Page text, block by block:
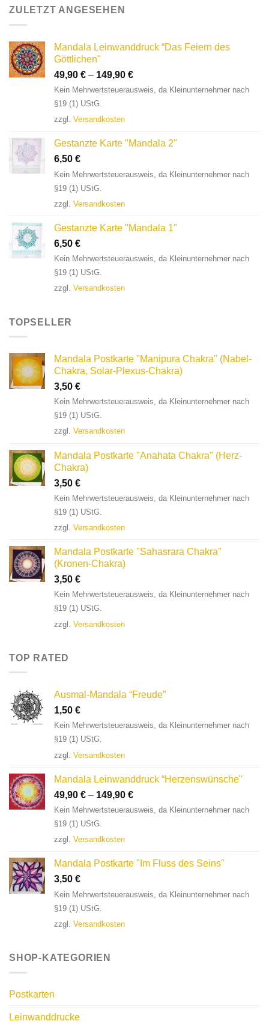
ZULETZT ANGESEHEN
Mandala Leinwanddruck “Das Feiern des
Göttlichen"
49,90 € – 149,90 €
Kein Mehrwertsteuerausweis, da Kleinunternehmer nach
§19 (1) UStG.
zzgl. Versandkosten
Gestanzte Karte "Mandala 2"
6,50 €
Kein Mehrwertsteuerausweis, da Kleinunternehmer nach
§19 (1) UStG.
zzgl. Versandkosten
Gestanzte Karte "Mandala 1"
6,50 €
Kein Mehrwertsteuerausweis, da Kleinunternehmer nach
§19 (1) UStG.
zzgl. Versandkosten
TOPSELLER
Mandala Postkarte "Manipura Chakra" (Nabel-
Chakra, Solar-Plexus-Chakra)
3,50 €
Kein Mehrwertsteuerausweis, da Kleinunternehmer nach
§19 (1) UStG.
zzgl. Versandkosten
Mandala Postkarte "Anahata Chakra" (Herz-
Chakra)
3,50 €
Kein Mehrwertsteuerausweis, da Kleinunternehmer nach
§19 (1) UStG.
zzgl. Versandkosten
Mandala Postkarte "Sahasrara Chakra"
(Kronen-Chakra)
3,50 €
Kein Mehrwertsteuerausweis, da Kleinunternehmer nach
§19 (1) UStG.
zzgl. Versandkosten
TOP RATED
Ausmal-Mandala “Freude”
1,50 €
Kein Mehrwertsteuerausweis, da Kleinunternehmer nach
§19 (1) UStG.
zzgl. Versandkosten
Mandala Leinwanddruck “Herzenswünsche"
49,90 € – 149,90 €
Kein Mehrwertsteuerausweis, da Kleinunternehmer nach
§19 (1) UStG.
zzgl. Versandkosten
Mandala Postkarte "Im Fluss des Seins"
3,50 €
Kein Mehrwertsteuerausweis, da Kleinunternehmer nach
§19 (1) UStG.
zzgl. Versandkosten
SHOP-KATEGORIEN
Postkarten
Leinwanddrucke